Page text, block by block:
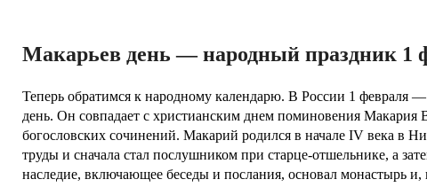
Макарьев день — народный праздник 1
Теперь обратимся к народному календарю. В России 1 февраля
день. Он совпадает с христианским днем поминовения Макария
богословских сочинений. Макарий родился в начале IV века в
труды и сначала стал послушником при старце-отшельнике, а
наследие, включающее беседы и послания, основал монастырь